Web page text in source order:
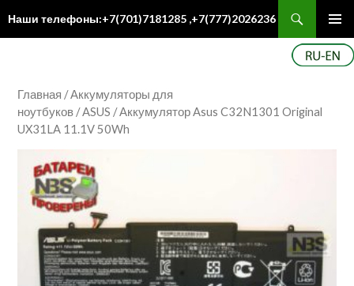
Наши телефоны:+7(701)7181285 ,+7(777)2026236
Главная /Аккумуляторы для
ноутбуков /ASUS / Аккумулятор Asus C32N1301 Original
UX31LA 11.1V 50Wh